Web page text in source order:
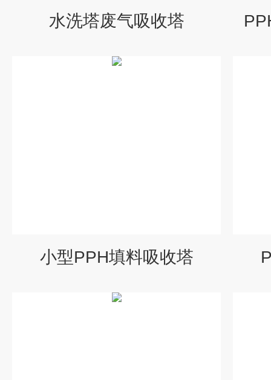
水洗塔废气吸收塔
小型PPH填料吸收塔